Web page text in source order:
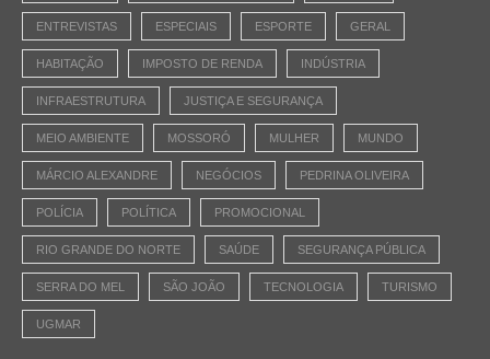
ENTREVISTAS ESPECIAIS ESPORTE GERAL
HABITAÇÃO IMPOSTO DE RENDA INDÚSTRIA
INFRAESTRUTURA JUSTIÇA E SEGURANÇA
MEIO AMBIENTE MOSSORÓ MULHER MUNDO
MÁRCIO ALEXANDRE NEGÓCIOS PEDRINA OLIVEIRA
POLÍCIA POLÍTICA PROMOCIONAL
RIO GRANDE DO NORTE SAÚDE SEGURANÇA PÚBLICA
SERRA DO MEL SÃO JOÃO TECNOLOGIA TURISMO
UGMAR